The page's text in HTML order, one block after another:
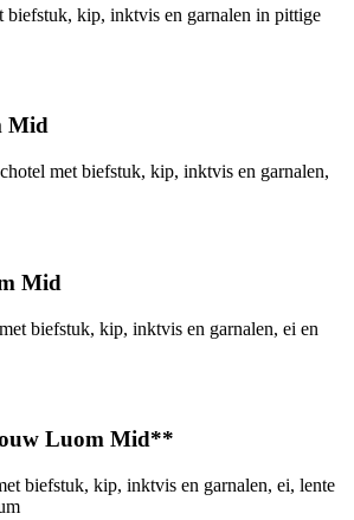
biefstuk, kip, inktvis en garnalen in pittige
Mid
met biefstuk, kip, inktvis en garnalen,
Mid
biefstuk, kip, inktvis en garnalen, ei en
Luom Mid**
biefstuk, kip, inktvis en garnalen, ei, lente